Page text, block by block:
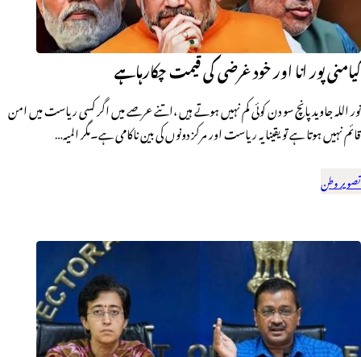
کیامنی پور انا اور خودغرضی کی قیمت چکارہاہے
نور اللہ جاوید پانچ سو دن کوئی کم نہیں ہوتے ہیں ،اتنے عرصے میں اگر کسی ریاست میں امن
قائم نہیں ہوتا ہے تو یقینا یہ ریاست اور مرکز دونوں کی بین ناکامی ہے۔مگر المیہ…
تصویر وطن